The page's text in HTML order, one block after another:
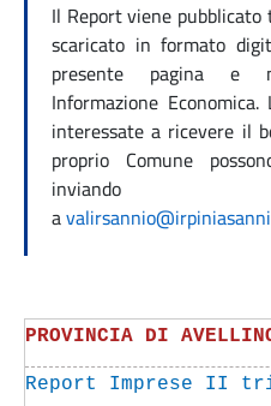
Il Report viene
scaricato in formato
presente pagina e
Informazione
interessate a ricevere il
proprio Comune
a
PROVINCIA DI
Report Imprese II